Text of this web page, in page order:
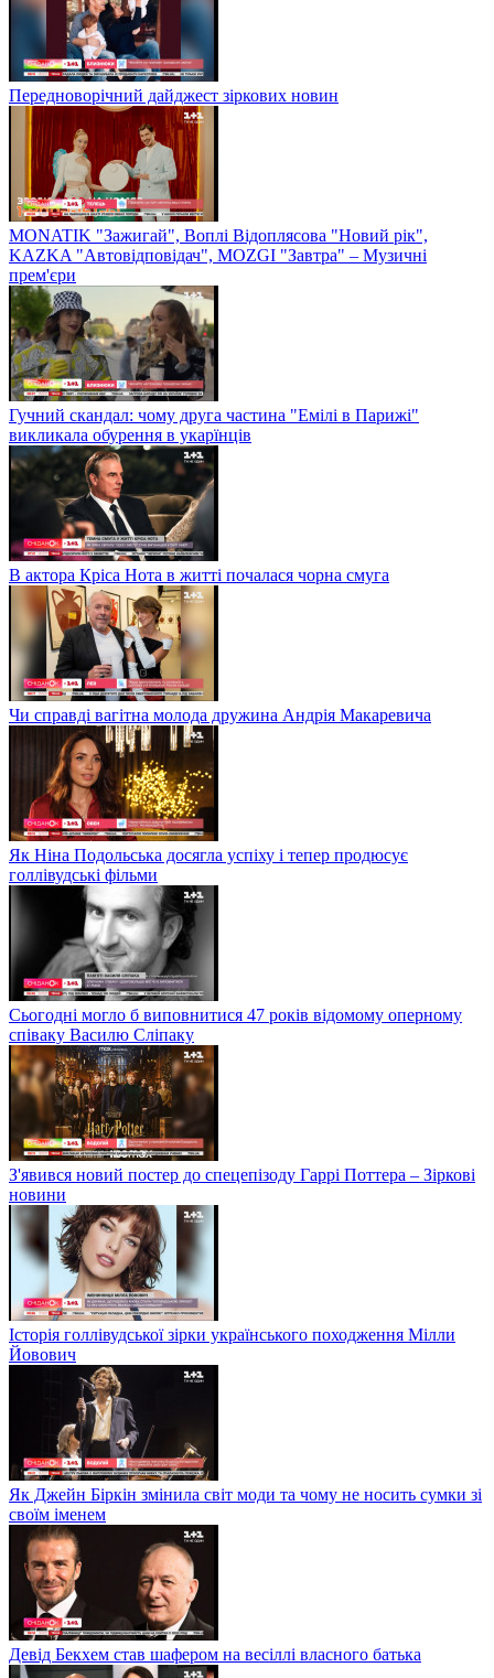
Передноворічний дайджест зіркових новин
MONATIK "Зажигай", Воплі Відоплясова "Новий рік",
KAZKA "Автовідповідач", MOZGI "Завтра" – Музичні
прем'єри
Гучний скандал: чому друга частина "Емілі в Парижі"
викликала обурення в укарїнців
В актора Кріса Нота в житті почалася чорна смуга
Чи справді вагітна молода дружина Андрія Макаревича
Як Ніна Подольська досягла успіху і тепер продюсує
голлівудські фільми
Сьогодні могло б виповнитися 47 років відомому оперному
співаку Василю Сліпаку
З'явився новий постер до спецепізоду Гаррі Поттера – Зіркові
новини
Історія голлівудської зірки українського походження Мілли
Йовович
Як Джейн Біркін змінила світ моди та чому не носить сумки зі
своїм іменем
Девід Бекхем став шафером на весіллі власного батька